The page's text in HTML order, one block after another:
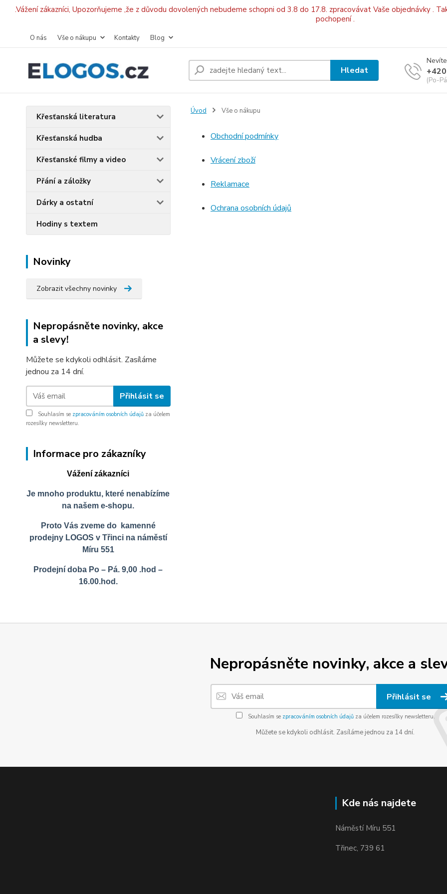
.Vážení zákazníci, Upozorňujeme ,že z důvodu dovolených nebudeme schopni od 3.8 do 17.8. zpracovávat Vaše objednávky .
pochopení .
O nás Vše o nákupu Kontakty Blog
Hledat
(Po-
Křesťanská literatura
Křesťanská hudba
Křesťanské filmy a video
Přání a záložky
Dárky a ostatní
Hodiny s textem
Novinky
Zobrazit všechny novinky
Nepropásněte novinky, akce
a slevy!
Můžete se kdykoli odhlásit. Zasíláme
jednou za 14 dní.
Přihlásit se
Souhlasím se zpracováním osobních údajů za účelem
rozesílky newsletteru.
Informace pro zákazníky
Vážení zákazníci
Je mnoho produktu, které nenabízíme
na našem e-shopu.
Proto Vás zveme do kamenné
prodejny LOGOS v Třinci na náměstí
Míru 551
Prodejní doba Po – Pá. 9,00 .hod –
16.00.hod.
Úvod Vše o nákupu
Obchodní podmínky
Vrácení zboží
Reklamace
Ochrana osobních údajů
Nepropásněte novinky, akce a
Přihlásit se
Souhlasím se zpracováním osobních údajůza účelem rozesílky newsletteru.
Můžete se kdykoli odhlásit. Zasíláme jednou za 14 dní.
Kde nás najdete
Náměstí Míru 551
Třinec, 739 61